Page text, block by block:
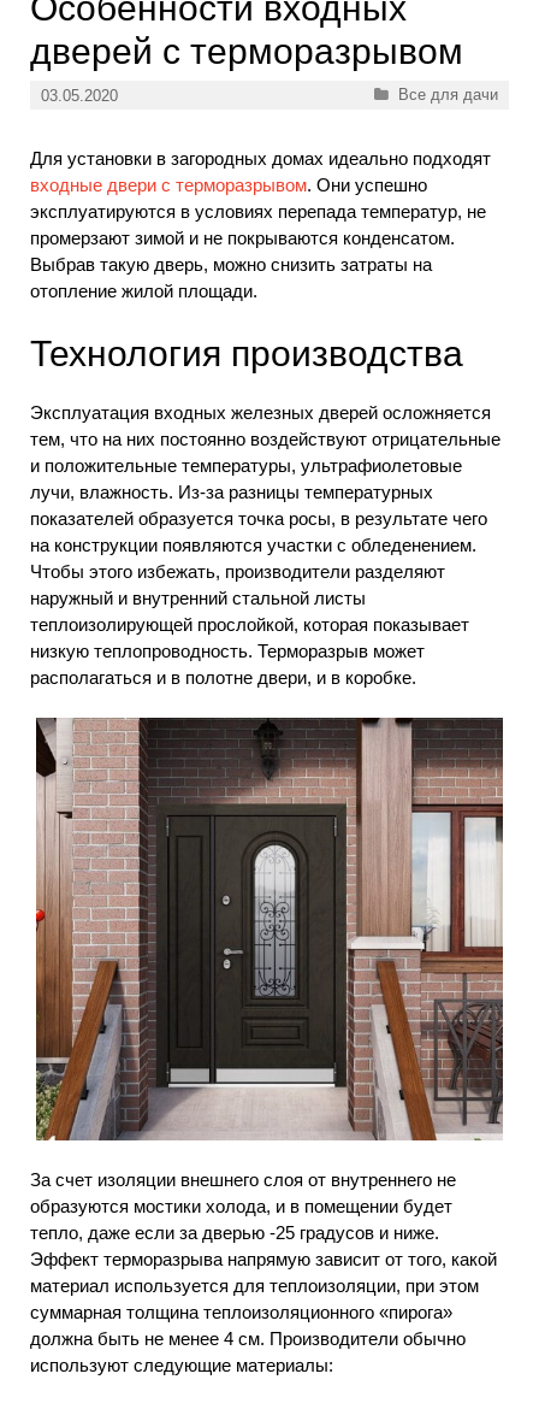
дверей с терморазрывом
03.05.2020 Рубрики
Все для дачи
Для установки в загородных домах идеально подходят
входные двери с терморазрывом. Они успешно
эксплуатируются в условиях перепада температур, не
промерзают зимой и не покрываются конденсатом.
Выбрав такую дверь, можно снизить затраты на
отопление жилой площади.
Технология производства
Эксплуатация входных железных дверей осложняется
тем, что на них постоянно воздействуют отрицательные
и положительные температуры, ультрафиолетовые
лучи, влажность. Из-за разницы температурных
показателей образуется точка росы, в результате чего
на конструкции появляются участки с обледенением.
Чтобы этого избежать, производители разделяют
наружный и внутренний стальной листы
теплоизолирующей прослойкой, которая показывает
низкую теплопроводность. Терморазрыв может
располагаться и в полотне двери, и в коробке.
За счет изоляции внешнего слоя от внутреннего не
образуются мостики холода, и в помещении будет
тепло, даже если за дверью -25 градусов и ниже.
Эффект терморазрыва напрямую зависит от того, какой
материал используется для теплоизоляции, при этом
суммарная толщина теплоизоляционного «пирога»
должна быть не менее 4 см. Производители обычно
используют следующие материалы: